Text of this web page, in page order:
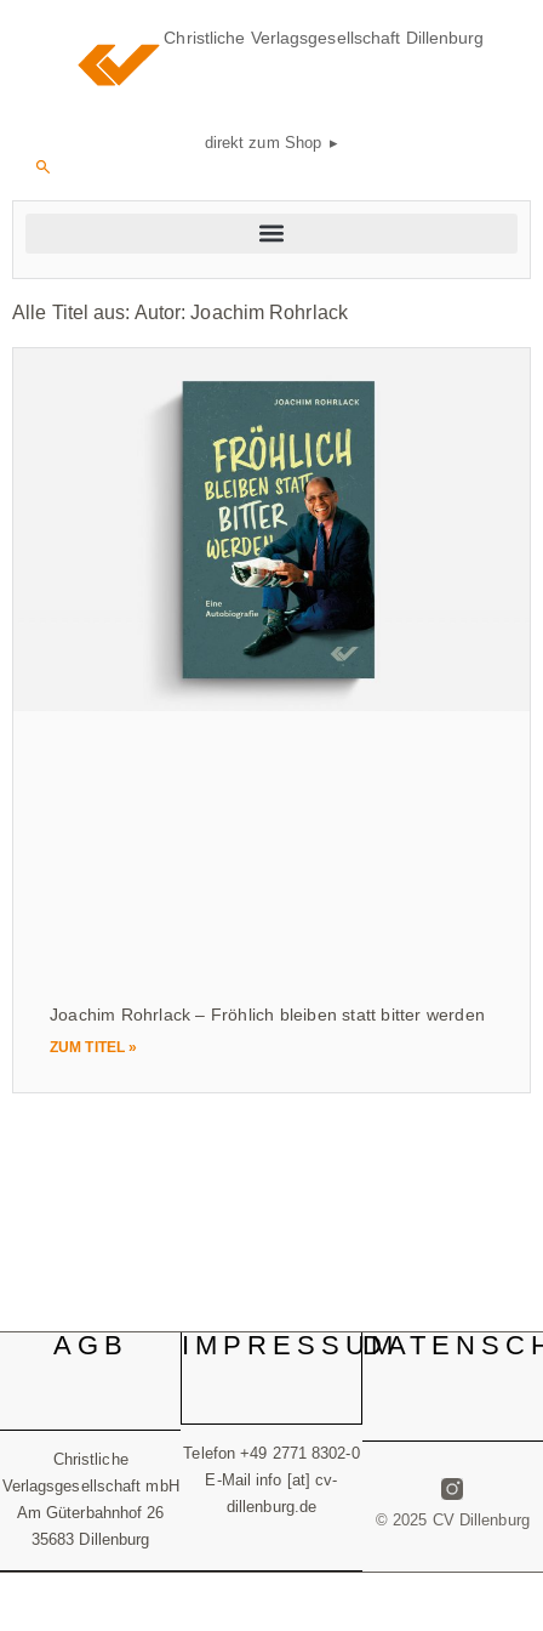
Christliche Verlagsgesellschaft Dillenburg
direkt zum Shop ▸
Alle Titel aus: Autor:Joachim Rohrlack
Joachim Rohrlack – Fröhlich bleiben statt bitter werden
ZUM TITEL »
AGB
Christliche
Verlagsgesellschaft mbH
Am Güterbahnhof 26
35683 Dillenburg
IMPRESSUM
Telefon +49 2771 8302-0
E-Mail info [at] cv-
dillenburg.de
© 2025 CV Dillenburg